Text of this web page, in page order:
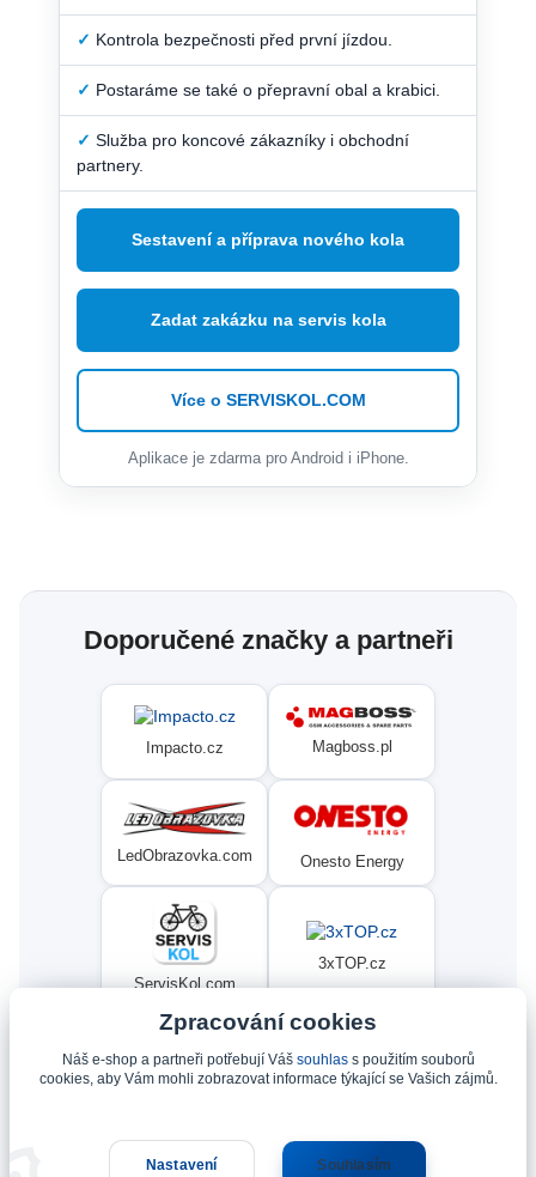
✓ Kontrola bezpečnosti před první jízdou.
✓ Postaráme se také o přepravní obal a krabici.
✓ Služba pro koncové zákazníky i obchodní
partnery.
Sestavení a příprava nového kola
Zadat zakázku na servis kola
Více o SERVISKOL.COM
Aplikace je zdarma pro Android i iPhone.
Doporučené značky a partneři
Impacto.cz Magboss.pl
LedObrazovka.com Onesto Energy
ServisKol.com
3xTOP.cz
Condat Ninex.cz
Zpracování cookies
Náš e-shop a partneři potřebují Váš souhlass použitím souborů
cookies, aby Vám mohli zobrazovat informace týkající se Vašich zájmů.
Nastavení Souhlasím